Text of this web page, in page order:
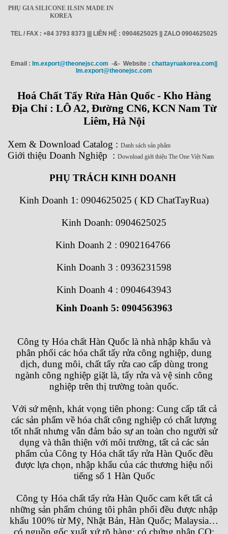
PHỤ GIA SILICONE ILSIN MADE IN
KOREA
TEL / FAX : +84 3793 8373 ||| LIÊN HỆ : 0904625025 || ZALO 0904625025
Email : Im.export@theonejsc.com -&- Website : chattayruakorea.com||
Im.export@theonejsc.com
Hoá Chất Tẩy Rửa Hàn Quốc - Kho Hàng
Địa Chỉ : LÔ A2, Đường CN6, KCN Nam Từ
Liêm, Hà Nội
Xem & Download Catalog : Danh sách sản phẩm
Giới thiệu Doanh Nghiệp : Download giới thiệu The One Việt Nam
PHỤ TRÁCH KINH DOANH
Kinh Doanh 1: 0904625025 ( KD ChatTayRua)
Kinh Doanh: 0904625025
Kinh Doanh 2 : 0902164766
Kinh Doanh 3 : 0936231598
Kinh Doanh 4 : 0904643943
Kinh Doanh 5: 0904563963
Công ty Hóa chất Hàn Quốc là nhà nhập khẩu và
phân phối các hóa chất tẩy rửa công nghiệp, dung
dịch, dung môi, chất tẩy rửa cao cấp dùng trong
ngành công nghiệp giặt là, tẩy rửa và vệ sinh công
nghiệp trên thị trường toàn quốc.
Với sứ mệnh, khát vọng tiên phong: Cung cấp tất cả
các sản phẩm về hóa chất công nghiệp có chất lượng
tốt nhất nhưng vẫn đảm bảo sự an toàn cho người sử
dụng và thân thiện với môi trường, tất cả các sản
phẩm của Công ty Hóa chất tẩy rửa Hàn Quốcđều
được lựa chọn, nhập khẩu của các thương hiệu nổi
tiếng số 1 Hàn Quốc
Công ty Hóa chất tẩy rửa Hàn Quốccam kết tất cả
những sản phẩm chúng tôi phân phối đều được nhập
khẩu 100% từ Mỹ, Nhật Bản, Hàn Quốc; Malaysia…
có nguồn gốc xuất xứ rõ hàng; có chứng nhận CO;